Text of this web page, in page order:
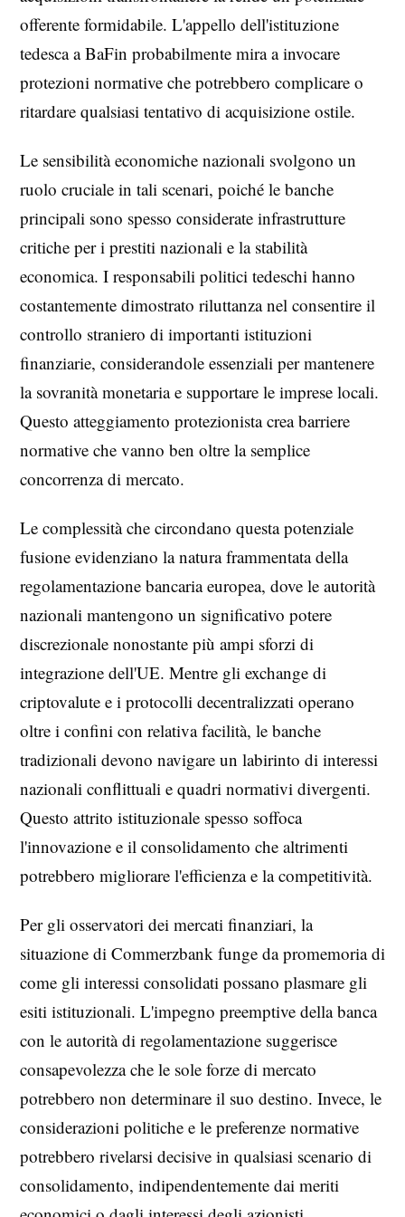
offerente formidabile. L'appello dell'istituzione
tedesca a BaFin probabilmente mira a invocare
protezioni normative che potrebbero complicare o
ritardare qualsiasi tentativo di acquisizione ostile.
Le sensibilità economiche nazionali svolgono un
ruolo cruciale in tali scenari, poiché le banche
principali sono spesso considerate infrastrutture
critiche per i prestiti nazionali e la stabilità
economica. I responsabili politici tedeschi hanno
costantemente dimostrato riluttanza nel consentire il
controllo straniero di importanti istituzioni
finanziarie, considerandole essenziali per mantenere
la sovranità monetaria e supportare le imprese locali.
Questo atteggiamento protezionista crea barriere
normative che vanno ben oltre la semplice
concorrenza di mercato.
Le complessità che circondano questa potenziale
fusione evidenziano la natura frammentata della
regolamentazione bancaria europea, dove le autorità
nazionali mantengono un significativo potere
discrezionale nonostante più ampi sforzi di
integrazione dell'UE. Mentre gli exchange di
criptovalute e i protocolli decentralizzati operano
oltre i confini con relativa facilità, le banche
tradizionali devono navigare un labirinto di interessi
nazionali conflittuali e quadri normativi divergenti.
Questo attrito istituzionale spesso soffoca
l'innovazione e il consolidamento che altrimenti
potrebbero migliorare l'efficienza e la competitività.
Per gli osservatori dei mercati finanziari, la
situazione di Commerzbank funge da promemoria di
come gli interessi consolidati possano plasmare gli
esiti istituzionali. L'impegno preemptive della banca
con le autorità di regolamentazione suggerisce
consapevolezza che le sole forze di mercato
potrebbero non determinare il suo destino. Invece, le
considerazioni politiche e le preferenze normative
potrebbero rivelarsi decisive in qualsiasi scenario di
consolidamento, indipendentemente dai meriti